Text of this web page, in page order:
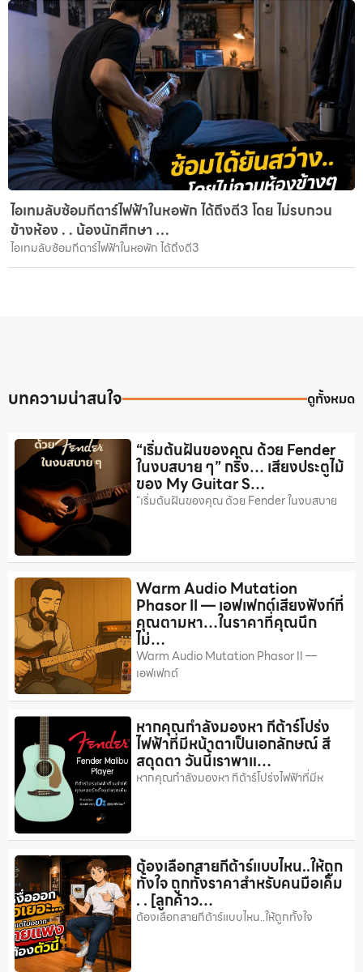
ไอเทมลับซ้อมกีตาร์ไฟฟ้าในหอพัก ได้ถึงตี3 โดย ไม่รบกวน
ข้างห้อง . . น้องนักศึกษา …
ไอเทมลับซ้อมกีตาร์ไฟฟ้าในหอพัก ได้ถึงตี3
บทความน่าสนใจ ดูทั้งหมด
“เริ่มต้นฝันของคุณ ด้วย Fender
ในงบสบาย ๆ” กริ๊ง… เสียงประตูไม้
ของ My Guitar S…
“เริ่มต้นฝันของคุณ ด้วย Fender ในงบสบาย
Warm Audio Mutation
Phasor II — เอฟเฟกต์เสียงฟังก์ที่
คุณตามหา…ในราคาที่คุณนึก
ไม่…
Warm Audio Mutation Phasor II —
เอฟเฟกต์
หากคุณกำลังมองหา กีต้าร์โปร่ง
ไฟฟ้าที่มีหน้าตาเป็นเอกลักษณ์ สี
สดุดตา วันนี้เราพาแ…
หากคุณกำลังมองหา กีต้าร์โปร่งไฟฟ้าที่มีห
ต้องเลือกสายกีต้าร์แบบไหน..ให้ถูก
ทั้งใจ ถูกทั้งราคาสำหรับคนมือเค็ม
. . [ลูกค้าว…
ต้องเลือกสายกีต้าร์แบบไหน..ให้ถูกทั้งใจ